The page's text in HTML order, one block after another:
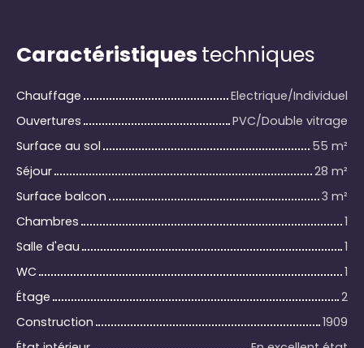
Caractéristiques techniques
Chauffage
Electrique/Individuel
Ouvertures
PVC/Double vitrage
Surface au sol
55 m²
Séjour
28 m²
Surface balcon
3 m²
Chambres
1
Salle d'eau
1
WC
1
Étage
2
Construction
1909